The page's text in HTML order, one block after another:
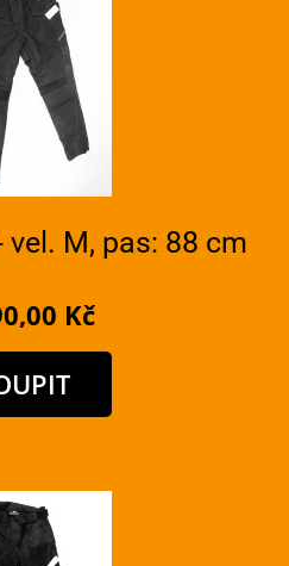
M, pas: 88 cm
Kč